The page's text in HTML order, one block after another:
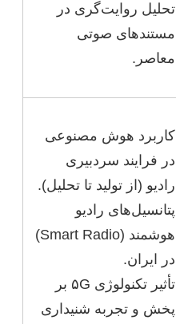
تحلیل روایت‌گری در
مستندهای صوتی
معاصر.
کاربرد هوش مصنوعی
در فرایند سردبیری
رادیو (از تولید تا تحلیل).
پتانسیل‌های رادیو
هوشمند (Smart Radio)
در ایران.
تأثیر تکنولوژی ۵G بر
پخش و تجربه شنیداری